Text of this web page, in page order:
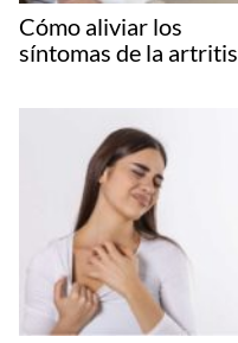
Cómo aliviar los
síntomas de la artritis